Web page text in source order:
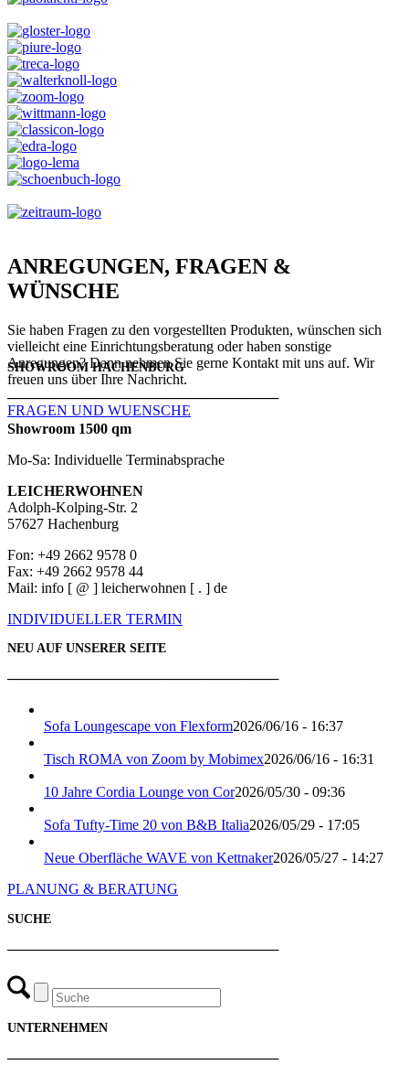
ANREGUNGEN, FRAGEN &
WÜNSCHE
Sie haben Fragen zu den vorgestellten Produkten, wünschen sich
vielleicht eine Einrichtungsberatung oder haben sonstige
Anregungen? Dann nehmen Sie gerne Kontakt mit uns auf. Wir
freuen uns über Ihre Nachricht.
FRAGEN UND WUENSCHE
SHOWROOM HACHENBURG
───────────────────────────
Showroom 1500 qm
Mo-Sa: Individuelle Terminabsprache
LEICHERWOHNEN
Adolph-Kolping-Str. 2
57627 Hachenburg
Fon: +49 2662 9578 0
Fax: +49 2662 9578 44
Mail: info [ @ ] leicherwohnen [ . ] de
INDIVIDUELLER TERMIN
NEU AUF UNSERER SEITE
───────────────────────────
Sofa Loungescape von Flexform2026/06/16 - 16:37
Tisch ROMA von Zoom by Mobimex2026/06/16 - 16:31
10 Jahre Cordia Lounge von Cor2026/05/30 - 09:36
Sofa Tufty-Time 20 von B&B Italia2026/05/29 - 17:05
Neue Oberfläche WAVE von Kettnaker2026/05/27 - 14:27
PLANUNG & BERATUNG
SUCHE
───────────────────────────
UNTERNEHMEN
───────────────────────────